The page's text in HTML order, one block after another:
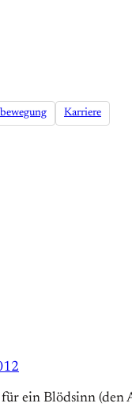
Karriere
für ein Blödsinn